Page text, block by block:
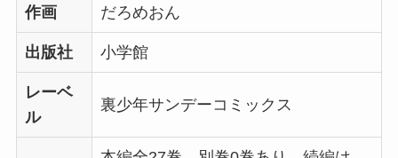
作画 だろめおん
出版社 小学館
レーベ
ル
裏少年サンデーコミックス